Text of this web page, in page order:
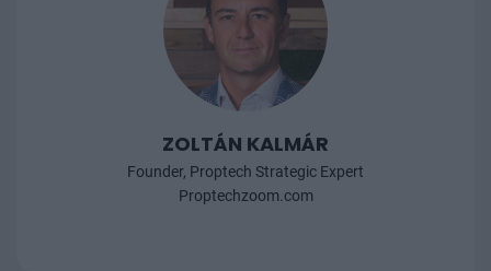
ZOLTÁN KALMÁR
Founder, Proptech Strategic Expert
Proptechzoom.com